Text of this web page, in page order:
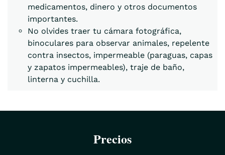
medicamentos, dinero y otros documentos
importantes.
No olvides traer tu cámara fotográfica,
binoculares para observar animales, repelente
contra insectos, impermeable (paraguas, capas
y zapatos impermeables), traje de baño,
linterna y cuchilla.
Precios